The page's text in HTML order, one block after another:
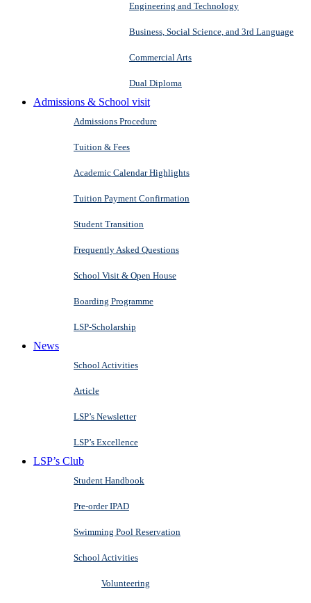
Engineering and Technology
Business, Social Science, and 3rd Language
Commercial Arts
Dual Diploma
Admissions & School visit
Admissions Procedure
Tuition & Fees
Academic Calendar Highlights
Tuition Payment Confirmation
Student Transition
Frequently Asked Questions
School Visit & Open House
Boarding Programme
LSP-Scholarship
News
School Activities
Article
LSP’s Newsletter
LSP’s Excellence
LSP’s Club
Student Handbook
Pre-order IPAD
Swimming Pool Reservation
School Activities
Volunteering